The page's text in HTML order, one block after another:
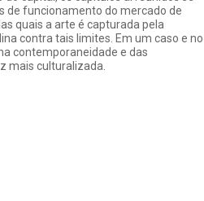
de funcionamento do mercado de
quais a arte é capturada pela
contra tais limites. Em um caso e no
contemporaneidade e das
mais culturalizada.